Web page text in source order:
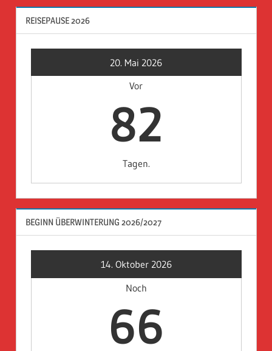
REISEPAUSE 2026
20. Mai 2026
Vor
82
Tagen.
BEGINN ÜBERWINTERUNG 2026/2027
14. Oktober 2026
Noch
66